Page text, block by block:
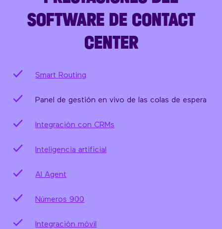
SOFTWARE DE CONTACT
CENTER
Smart Routing
Panel de gestión en vivo de las colas de espera
Integración con CRMs
Inteligencia artificial
AI Agent
Números 900
Integración móvil